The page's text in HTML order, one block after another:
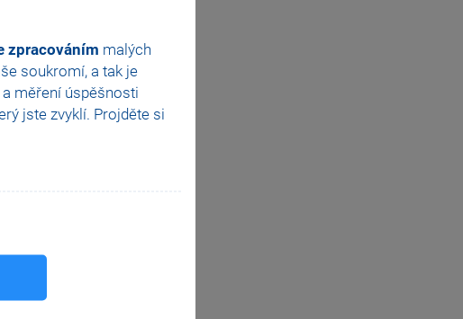
zpracováním malých
soukromí, a tak je
měření úspěšnosti
jste zvyklí. Projděte si